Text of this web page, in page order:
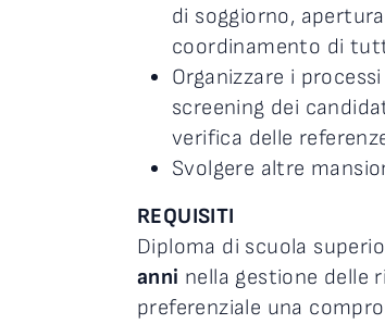
di soggiorno,
coordinamento di
Organizzare i
screening dei
verifica delle
Svolgere altre
REQUISITI
Diploma di scuola
anni nella gestione delle
preferenziale una